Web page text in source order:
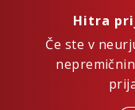
Hitra
Če ste v